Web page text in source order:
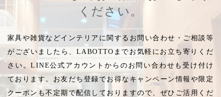
ください。
家具や雑貨などインテリアに関するお問い合わせ・ご相談等
がございましたら、LABOTTOまでお気軽にお立ち寄りくだ
さい。LINE公式アカウントからのお問い合わせも受け付け
ております。お友だち登録でお得なキャンペーン情報や限定
クーポンも不定期で配信しておりますので、ぜひご活用くだ